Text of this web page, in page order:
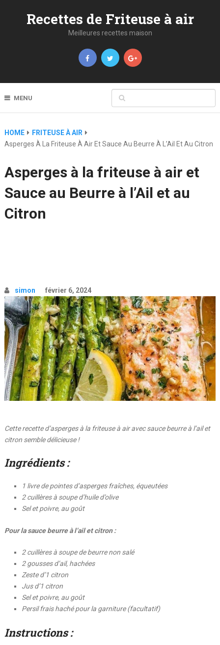
Recettes de Friteuse à air
Meilleures recettes maison
MENU
HOME
FRITEUSE À AIR
Asperges À La Friteuse À Air Et Sauce Au Beurre À L’Ail Et Au Citron
Asperges à la friteuse à air et
Sauce au Beurre à l’Ail et au
Citron
simon février 6, 2024
Cette recette d’asperges à la friteuse à air avec sauce beurre à l’ail et
citron semble délicieuse !
Ingrédients :
1 livre de pointes d’asperges fraîches, équeutées
2 cuillères à soupe d’huile d’olive
Sel et poivre, au goût
Pour la sauce beurre à l’ail et citron :
2 cuillères à soupe de beurre non salé
2 gousses d’ail, hachées
Zeste d’1 citron
Jus d’1 citron
Sel et poivre, au goût
Persil frais haché pour la garniture (facultatif)
Instructions :